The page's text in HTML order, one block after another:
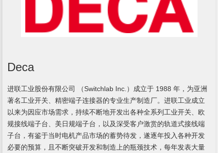
Deca
进联工业股份有限公司 （Switchlab Inc.）成立于 1988 年，为亚洲
著名工业开关、精密端子连接器的专业生产制造厂。进联工业成立
以来为因应市场需求，持续不断地开发出各种全系列工业开关、欧
规接线端子台、美日规端子台，以及深受客户激赏的轨道式接线端
子台，有鉴于当时电机产品市场的蓄势待发，遂逐年投入各种开发
必要的预算，且不断突破开发和制造上的瓶颈技术，每年发表大量